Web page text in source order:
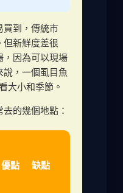
買到，傳統市
但新鮮度差很
，因為可以現場
，一個虱目魚
大小和季節。
的幾個地點：
優點 缺點